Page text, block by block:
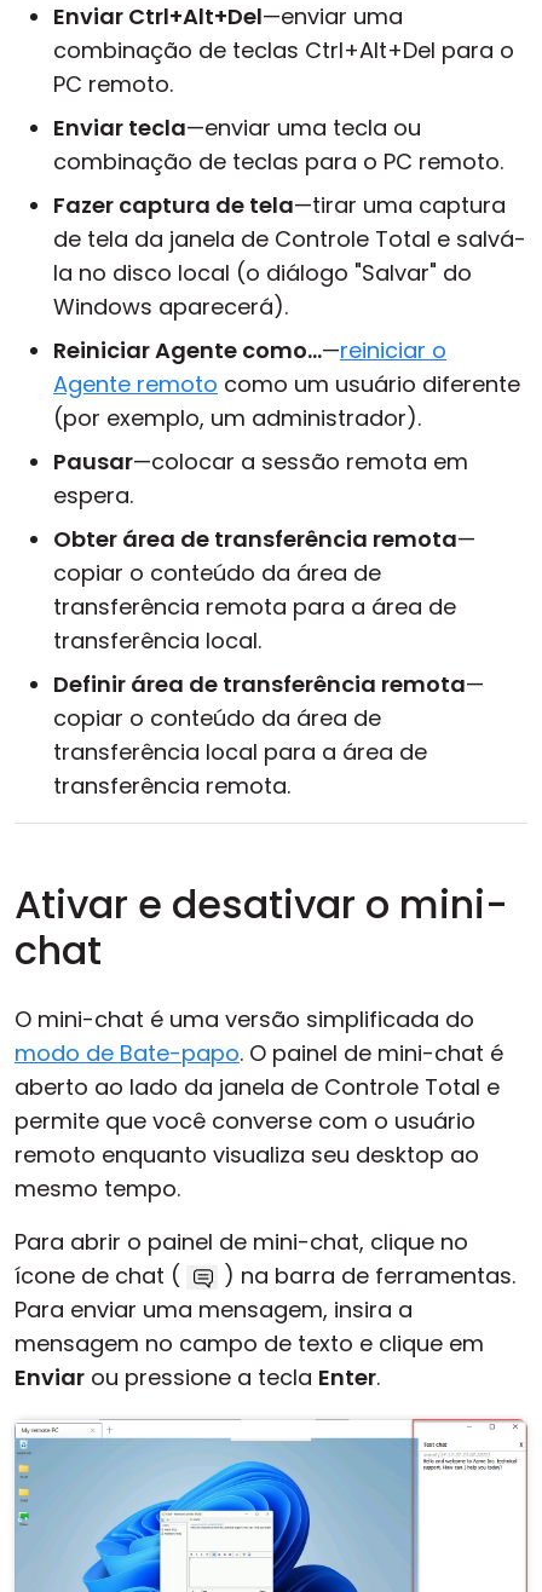
Enviar Ctrl+Alt+Del—enviar uma
combinação de teclas Ctrl+Alt+Del para o
PC remoto.
Enviar tecla—enviar uma tecla ou
combinação de teclas para o PC remoto.
Fazer captura de tela—tirar uma captura
de tela da janela de Controle Total e salvá-
la no disco local (o diálogo "Salvar" do
Windows aparecerá).
Reiniciar Agente como...—reiniciar o
Agente remoto como um usuário diferente
(por exemplo, um administrador).
Pausar—colocar a sessão remota em
espera.
Obter área de transferência remota—
copiar o conteúdo da área de
transferência remota para a área de
transferência local.
Definir área de transferência remota—
copiar o conteúdo da área de
transferência local para a área de
transferência remota.
Ativar e desativar o mini-
chat
O mini-chat é uma versão simplificada do
modo de Bate-papo. O painel de mini-chat é
aberto ao lado da janela de Controle Total e
permite que você converse com o usuário
remoto enquanto visualiza seu desktop ao
mesmo tempo.
Para abrir o painel de mini-chat, clique no
ícone de chat (
) na barra de ferramentas.
Para enviar uma mensagem, insira a
mensagem no campo de texto e clique em
Enviar ou pressione a tecla Enter.